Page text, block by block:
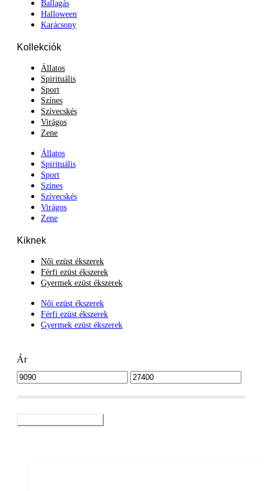
Ballagás
Halloween
Karácsony
Kollekciók
Állatos
Spirituális
Sport
Színes
Szívecskés
Virágos
Zene
Állatos
Spirituális
Sport
Színes
Szívecskés
Virágos
Zene
Kiknek
Női ezüst ékszerek
Férfi ezüst ékszerek
Gyermek ezüst ékszerek
Női ezüst ékszerek
Férfi ezüst ékszerek
Gyermek ezüst ékszerek
Ár